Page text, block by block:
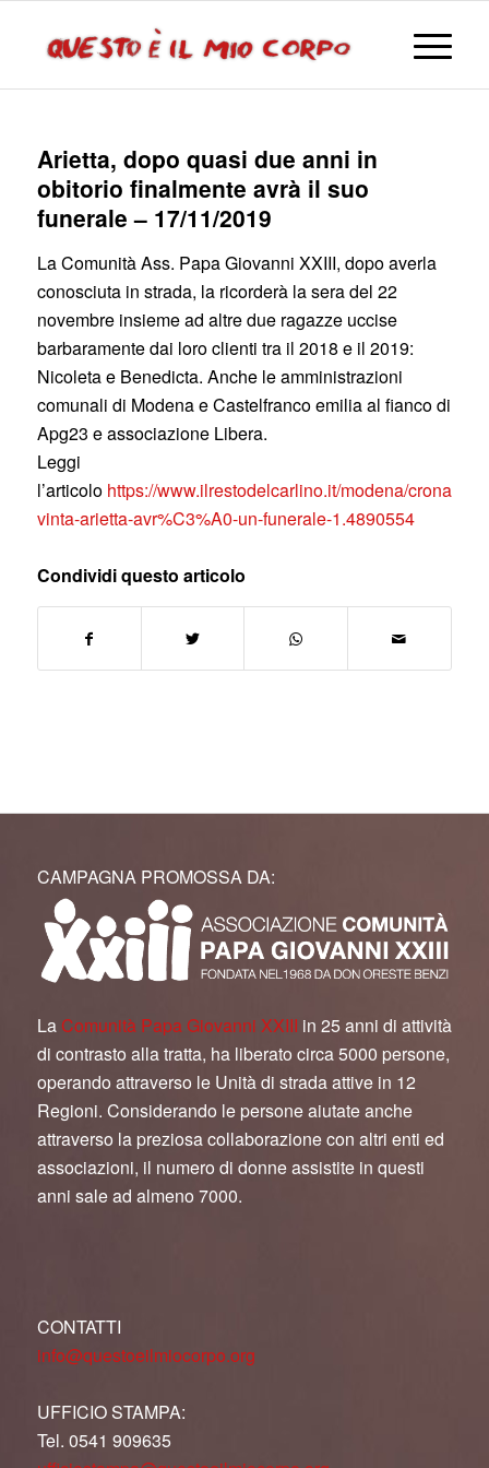
Arietta, dopo quasi due anni in
obitorio finalmente avrà il suo
funerale – 17/11/2019
La Comunità Ass. Papa Giovanni XXIII, dopo averla
conosciuta in strada, la ricorderà la sera del 22
novembre insieme ad altre due ragazze uccise
barbaramente dai loro clienti tra il 2018 e il 2019:
Nicoleta e Benedicta. Anche le amministrazioni
comunali di Modena e Castelfranco emilia al fianco di
Apg23 e associazione Libera.
Leggi
l’articolo https://www.ilrestodelcarlino.it/modena/cronaca/
vinta-arietta-avr%C3%A0-un-funerale-1.4890554
Condividi questo articolo
CAMPAGNA PROMOSSA DA:
La Comunità Papa Giovanni XXIII in 25 anni di attività
di contrasto alla tratta, ha liberato circa 5000 persone,
operando attraverso le Unità di strada attive in 12
Regioni. Considerando le persone aiutate anche
attraverso la preziosa collaborazione con altri enti ed
associazioni, il numero di donne assistite in questi
anni sale ad almeno 7000.
CONTATTI
info@questoeilmiocorpo.org
UFFICIO STAMPA:
Tel. 0541 909635